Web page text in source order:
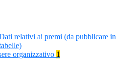
relativi ai premi (da pubblicare in
organizzativo 1